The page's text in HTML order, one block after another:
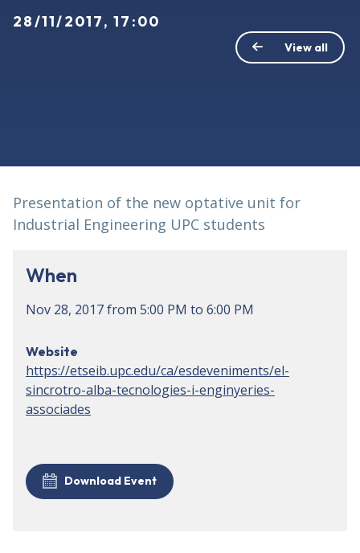
28/11/2017, 17:00
View all
Presentation of the new optative unit for
Industrial Engineering UPC students
When
Nov 28, 2017from 5:00 PM to 6:00 PM
Website
https://etseib.upc.edu/ca/esdeveniments/el-
sincrotro-alba-tecnologies-i-enginyeries-
associades
Download Event